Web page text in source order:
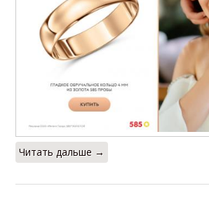
Читать дальше →